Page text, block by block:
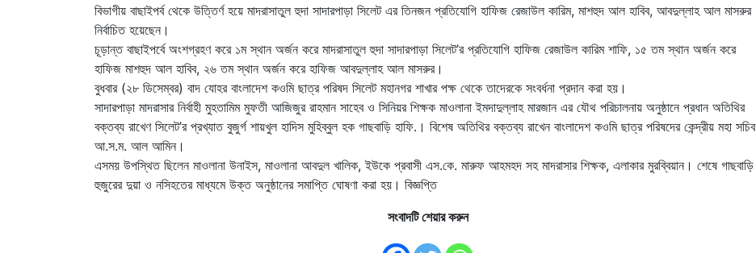
বিভাগীয় বাছাইপর্ব থেকে উত্তির্ণ হয়ে মাদরাসাতুল হুদা সাদারপাড়া সিলেট এর তিনজন প্রতিযোগি হাফিজ রেজাউল কারিম, মাশহুদ আল হাবিব, আবদুল্লাহ আল মাসরুর
নির্বাচিত হয়েছেন।
চূড়ান্ত বাছাইপর্বে অংশগ্রহণ করে ১ম স্থান অর্জন করে মাদরাসাতুল হুদা সাদারপাড়া সিলেট’র প্রতিযোগি হাফিজ রেজাউল কারিম শাফি, ১৫ তম স্থান অর্জন করে
হাফিজ মাশহুদ আল হাবিব, ২৬ তম স্থান অর্জন করে হাফিজ আবদুল্লাহ আল মাসরুর।
বুধবার (২৮ ডিসেম্বর) বাদ যোহর বাংলাদেশ কওমি ছাত্র পরিষদ সিলেট মহানগর শাখার পক্ষ থেকে তাদেরকে সংবর্ধনা প্রদান করা হয়।
সাদারপাড়া মাদরাসার নির্বাহী মুহতামিম মুফতী আজিজুর রাহমান সাহেব ও সিনিয়র শিক্ষক মাওলানা ইমদাদুল্লাহ মারজান এর যৌথ পরিচালনায় অনুষ্ঠানে প্রধান অতিথির
বক্তব্য রাখেণ সিলেট’র প্রখ্যাত বুজুর্গ শায়খুল হাদিস মুহিব্বুল হক গাছবাড়ি হাফি.। বিশেষ অতিথির বক্তব্য রাখেন বাংলাদেশ কওমি ছাত্র পরিষদের কেন্দ্রীয় মহা সচিব
আ.স.ম. আল আমিন।
এসময় উপস্থিত ছিলেন মাওলানা উনাইস, মাওলানা আবদুল খালিক, ইউকে প্রবাসী এস.কে. মারুফ আহমহদ সহ মাদরাসার শিক্ষক, এলাকার মুরব্বিয়ান। শেষে গাছবাড়ি
হুজুরের দুয়া ও নসিহতের মাধ্যমে উক্ত অনুষ্ঠানের সমাপ্তি ঘোষণা করা হয়। বিজ্ঞপ্তি
সংবাদটি শেয়ার করুন